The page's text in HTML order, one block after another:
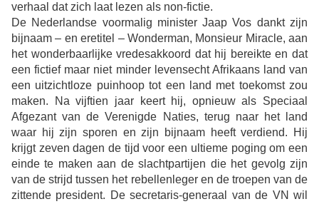
verhaal dat zich laat lezen als non-fictie.
De Nederlandse voormalig minister Jaap Vos dankt zijn
bijnaam – en eretitel – Wonderman, Monsieur Miracle, aan
het wonderbaarlijke vredesakkoord dat hij bereikte en dat
een fictief maar niet minder levensecht Afrikaans land van
een uitzichtloze puinhoop tot een land met toekomst zou
maken. Na vijftien jaar keert hij, opnieuw als Speciaal
Afgezant van de Verenigde Naties, terug naar het land
waar hij zijn sporen en zijn bijnaam heeft verdiend. Hij
krijgt zeven dagen de tijd voor een ultieme poging om een
einde te maken aan de slachtpartijen die het gevolg zijn
van de strijd tussen het rebellenleger en de troepen van de
zittende president. De secretaris-generaal van de VN wil